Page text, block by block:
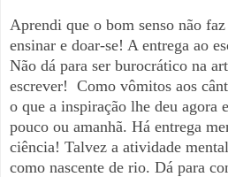
Aprendi que o bom senso não
ensinar e doar-se! A entrega ao
Não dá para ser burocrático na
escrever! Como vômitos aos
o que a inspiração lhe deu agora
pouco ou amanhã. Há entrega
ciência! Talvez a atividade
como nascente de rio. Dá para